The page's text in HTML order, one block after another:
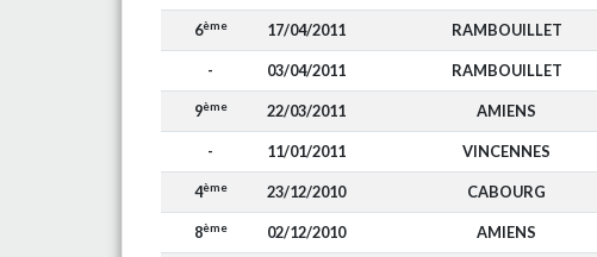
6ème 17/04/2011 RAMBOUILLET
- 03/04/2011 RAMBOUILLET
9ème 22/03/2011 AMIENS
- 11/01/2011 VINCENNES
4ème 23/12/2010 CABOURG
8ème 02/12/2010 AMIENS